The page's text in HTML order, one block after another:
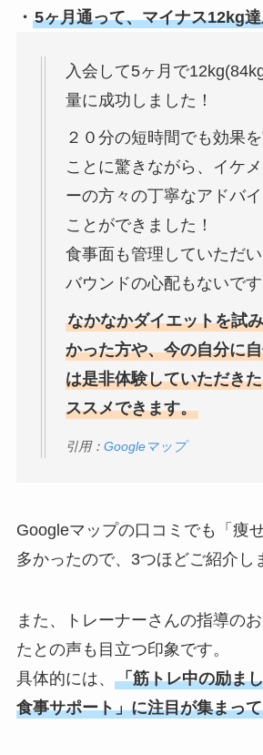
・ 5ヶ月通って、マイナス12kg
入会して5ヶ月で
量に成功しました！
２０分の短時間でも効果
ことに驚きながら、イケ
ーの方々の丁寧なアドバ
ことができました！
食事面も管理していただ
バウンドの心配もないです
なかなかダイエットを試
かった方や、今の自分に
は是非体験していただき
ススメできます。
引用： Googleマップ
Googleマップの口コミでも「痩
多かったので、3つほどご紹介し
また、トレーナーさんの指導の
たとの声も目立つ印象です。
具体的には、 「筋トレ中の励ま
食事サポート」に注目が集まっ